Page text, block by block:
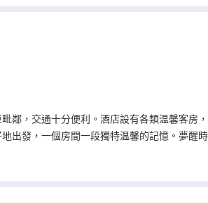
鄰，交通十分便利。酒店設有各類温馨客
出發，一個房間一段獨特温馨的記憶。夢